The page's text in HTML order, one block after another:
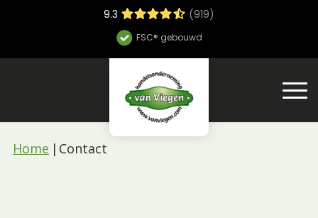
9.3 (919)
FSC® gebouwd
Home Contact